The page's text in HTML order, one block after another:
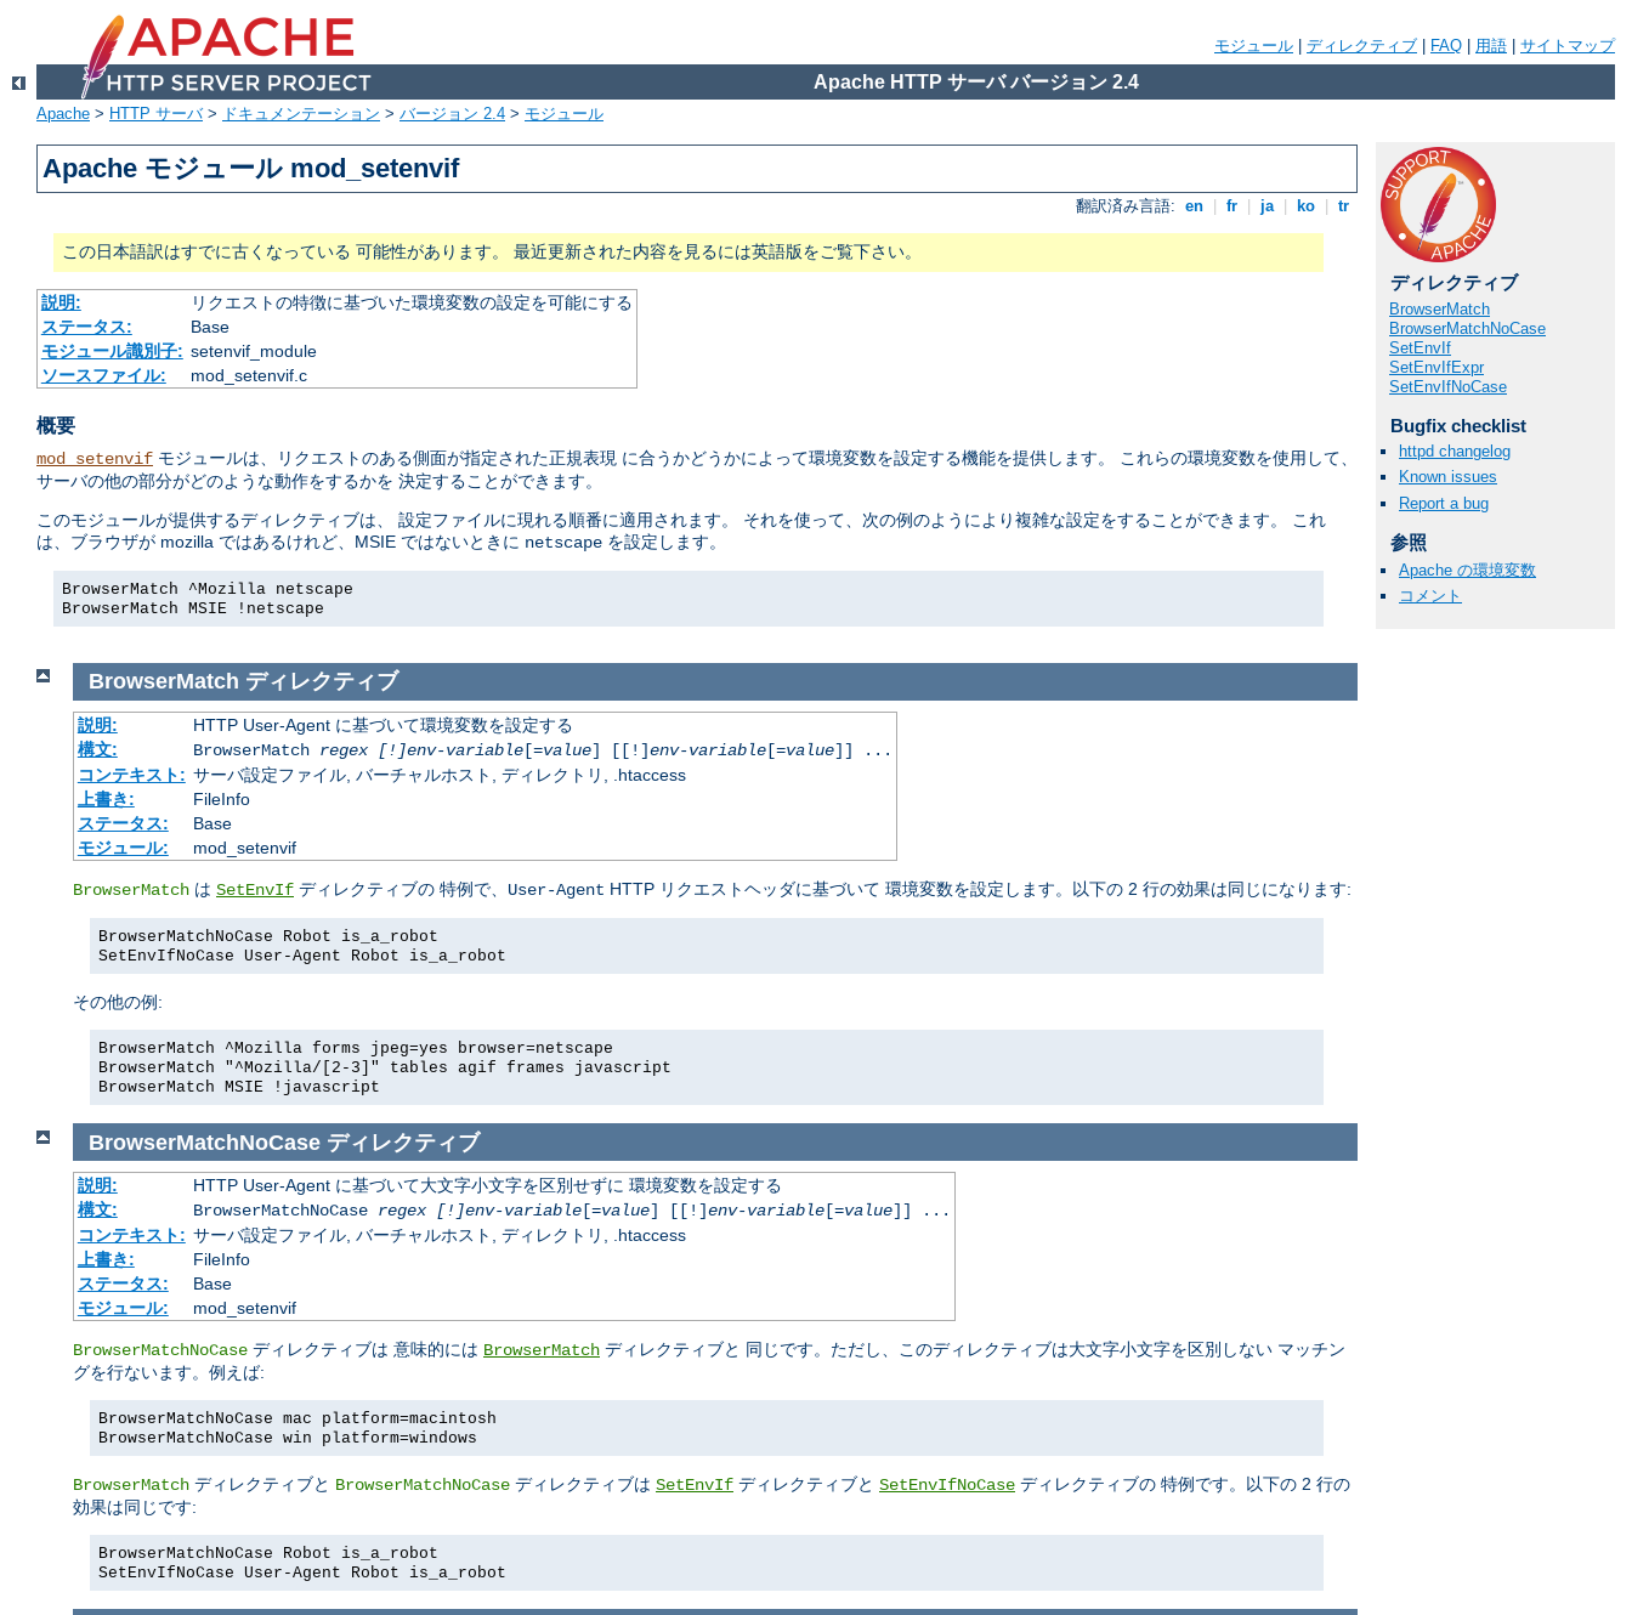
モジュール ディレクティブ FAQ 用語 サイトマップ
Apache HTTP サーバ バージョン 2.4
Apache > HTTP サーバ> ドキュメンテーション > バージョン 2.4 > モジュール
Apache モジュール mod_setenvif
翻訳済み言語: en fr ja ko tr
この日本語訳はすでに古くなっている 可能性があります。 最近更新された内容を見るには英語版をご覧下さい。
説明:
リクエストの特徴に基づいた環境変数の設定を可能にする
ステータス:
Base
モジュール識別子: setenvif_module
ソースファイル:
mod_setenvif.c
概要
mod_setenvif モジュールは、リクエストのある側面が指定された正規表現 に合うかどうかによって環境変数を設定する機能を提供します。 これらの環境変数を使用して、
サーバの他の部分がどのような動作をするかを 決定することができます。
このモジュールが提供するディレクティブは、 設定ファイルに現れる順番に適用されます。 それを使って、次の例のようにより複雑な設定をすることができます。 これ
は、ブラウザが mozilla ではあるけれど、MSIE ではないときに netscape を設定します。
BrowserMatch ^Mozilla netscape
BrowserMatch MSIE !netscape
ディレクティブ
BrowserMatch
BrowserMatchNoCase
SetEnvIf
SetEnvIfExpr
SetEnvIfNoCase
Bugfix checklist
httpd changelog
Known issues
Report a bug
参照
Apache の環境変数
コメント
BrowserMatch ディレクティブ
説明:
HTTP User-Agent に基づいて環境変数を設定する
構文:
BrowserMatch regex [!]env-variable[=value] [[!]env-variable[=value]] ...
コンテキスト: サーバ設定ファイル, バーチャルホスト, ディレクトリ, .htaccess
上書き:
FileInfo
ステータス:
Base
モジュール:
mod_setenvif
BrowserMatch は SetEnvIf ディレクティブの 特例で、 User-Agent HTTP リクエストヘッダに基づいて 環境変数を設定します。以下の 2 行の効果は同じになります:
BrowserMatchNoCase Robot is_a_robot
SetEnvIfNoCase User-Agent Robot is_a_robot
その他の例:
BrowserMatch ^Mozilla forms jpeg=yes browser=netscape
BrowserMatch "^Mozilla/[2-3]" tables agif frames javascript
BrowserMatch MSIE !javascript
BrowserMatchNoCase ディレクティブ
説明:
HTTP User-Agent に基づいて大文字小文字を区別せずに 環境変数を設定する
構文:
BrowserMatchNoCase regex [!]env-variable[=value] [[!]env-variable[=value]] ...
コンテキスト: サーバ設定ファイル, バーチャルホスト, ディレクトリ, .htaccess
上書き:
FileInfo
ステータス:
Base
モジュール:
mod_setenvif
BrowserMatchNoCase ディレクティブは 意味的には BrowserMatch ディレクティブと 同じです。ただし、このディレクティブは大文字小文字を区別しない マッチン
グを行ないます。例えば:
BrowserMatchNoCase mac platform=macintosh
BrowserMatchNoCase win platform=windows
BrowserMatch ディレクティブと BrowserMatchNoCase ディレクティブは SetEnvIf ディレクティブと SetEnvIfNoCase ディレクティブの 特例です。以下の 2 行の
効果は同じです:
BrowserMatchNoCase Robot is_a_robot
SetEnvIfNoCase User-Agent Robot is_a_robot